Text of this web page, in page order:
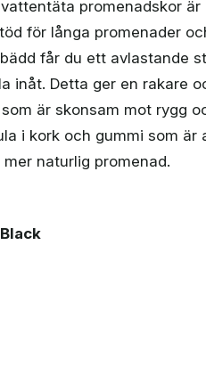
promenadskor
för långa promenader
får du ett avlastande
inåt. Detta ger en rakare
är skonsam mot rygg
i kork och gummi som
naturlig promenad.